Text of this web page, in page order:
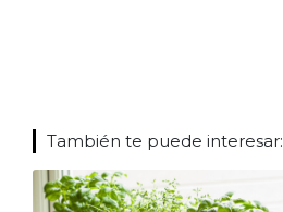
También te puede interesar: